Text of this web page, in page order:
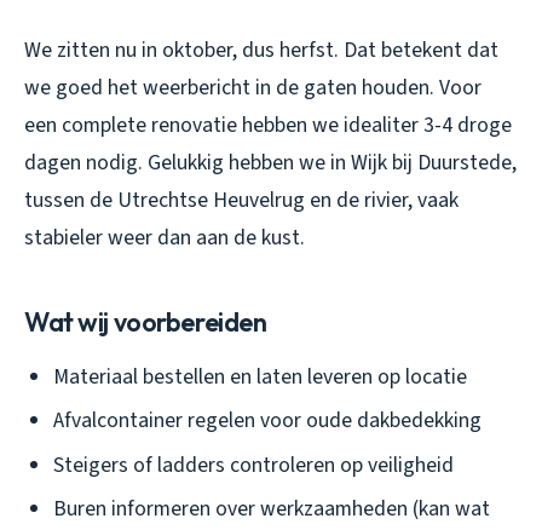
We zitten nu in oktober, dus herfst. Dat betekent dat
we goed het weerbericht in de gaten houden. Voor
een complete renovatie hebben we idealiter 3-4 droge
dagen nodig. Gelukkig hebben we in Wijk bij Duurstede,
tussen de Utrechtse Heuvelrug en de rivier, vaak
stabieler weer dan aan de kust.
Wat wij voorbereiden
Materiaal bestellen en laten leveren op locatie
Afvalcontainer regelen voor oude dakbedekking
Steigers of ladders controleren op veiligheid
Buren informeren over werkzaamheden (kan wat